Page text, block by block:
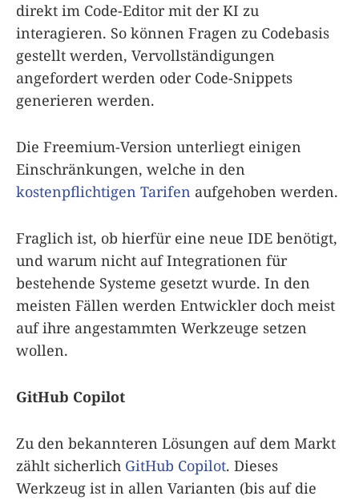
direkt im Code-Editor mit der KI zu
interagieren. So können Fragen zu Codebasis
gestellt werden, Vervollständigungen
angefordert werden oder Code-Snippets
generieren werden.
Die Freemium-Version unterliegt einigen
Einschränkungen, welche in den
kostenpflichtigen Tarifen aufgehoben werden.
Fraglich ist, ob hierfür eine neue IDE benötigt,
und warum nicht auf Integrationen für
bestehende Systeme gesetzt wurde. In den
meisten Fällen werden Entwickler doch meist
auf ihre angestammten Werkzeuge setzen
wollen.
GitHub Copilot
Zu den bekannteren Lösungen auf dem Markt
zählt sicherlich GitHub Copilot. Dieses
Werkzeug ist in allen Varianten (bis auf die